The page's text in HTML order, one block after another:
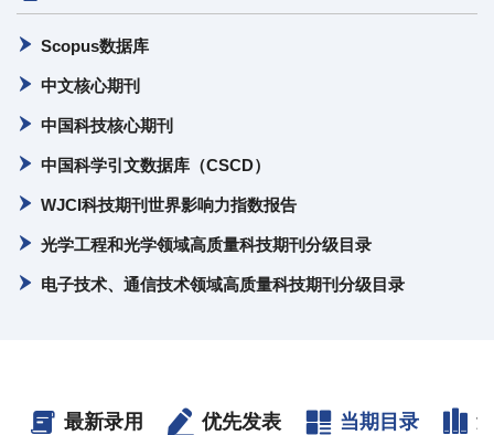
Scopus数据库
中文核心期刊
中国科技核心期刊
中国科学引文数据库（CSCD）
WJCI科技期刊世界影响力指数报告
光学工程和光学领域高质量科技期刊分级目录
电子技术、通信技术领域高质量科技期刊分级目录
最新录用 优先发表 当期目录